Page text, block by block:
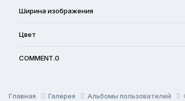
Ширина изображения
Цвет
COMMENT.0
Главная Галерея Альбомы пользователей